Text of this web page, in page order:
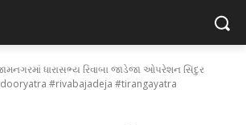
ધારાસભ્ય રિવાબા જાડેજા ઓપરેશન સિંદુર
#rivabajadeja #tirangayatra